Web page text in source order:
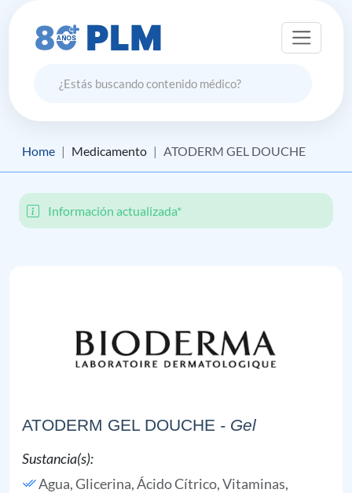
Home Medicamento ATODERM GEL DOUCHE
Información actualizada*
ATODERM GEL DOUCHE - Gel
Sustancia(s):
Agua,Glicerina,Ácido Cítrico,Vitaminas,